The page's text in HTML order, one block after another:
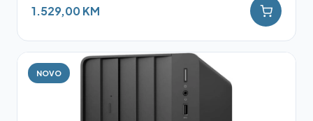
1.529,00 KM
NOVO